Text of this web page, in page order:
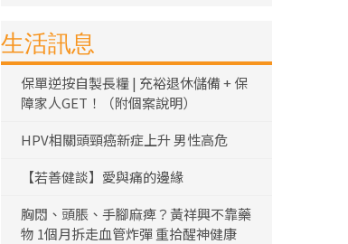
生活訊息
保單逆按自製長糧 | 充裕退休儲備 + 保
障家人GET！（附個案說明）
HPV相關頭頸癌新症上升 男性高危
【若善健談】愛與痛的邊緣
胸悶、頭脹、手腳麻痺？黃祥興不靠藥
物 1個月拆走血管炸彈 重拾醒神健康